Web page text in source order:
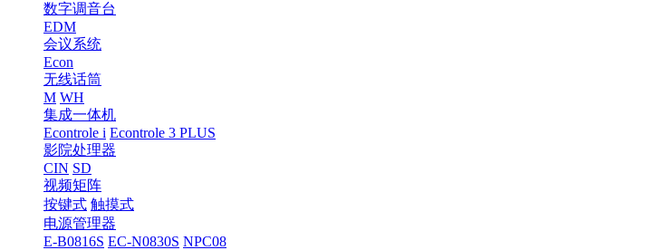
数字调音台
EDM
会议系统
Econ
无线话筒
M WH
集成一体机
Econtrole i Econtrole 3 PLUS
影院处理器
CIN SD
视频矩阵
按键式 触摸式
电源管理器
E-B0816S EC-N0830S NPC08